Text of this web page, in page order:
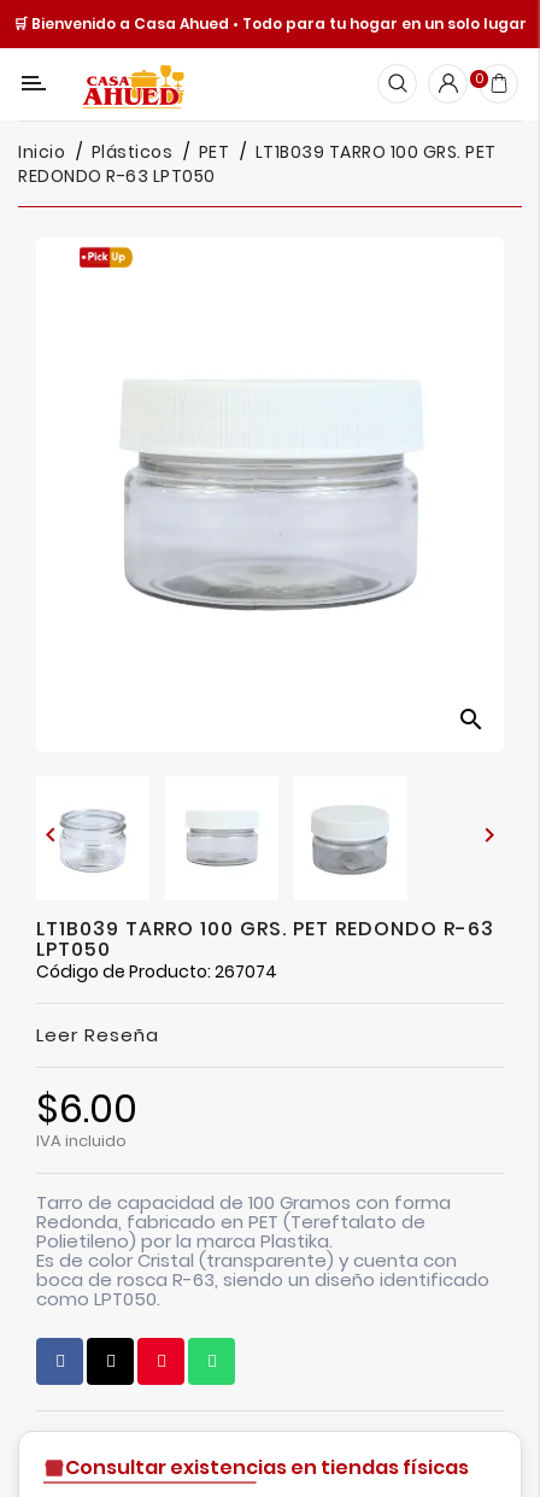
🛒 Bienvenido a Casa Ahued • Todo para tu hogar en un solo lugar
Categoría
Cocina
Y
Mesa
0
Inicio Plásticos PET
LT1B039 TARRO 100 GRS. PET
REDONDO R-63 LPT050
search
 
LT1B039 TARRO 100 GRS. PET REDONDO R-63
LPT050
Código de Producto: 267074
Leer Reseña
$6.00
IVA incluido
Tarro de capacidad de 100 Gramos con forma
Redonda, fabricado en PET (Tereftalato de
Polietileno) por la marca Plastika.
Es de color Cristal (transparente) y cuenta con
boca de rosca R-63, siendo un diseño identificado
como LPT050.
Consultar existencias en tiendas físicas